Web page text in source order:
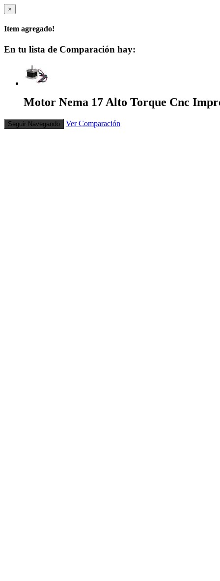
×
Item agregado!
En tu lista de Comparación hay:
Motor Nema 17 Alto Torque Cnc
Seguir Navegando Ver Comparación